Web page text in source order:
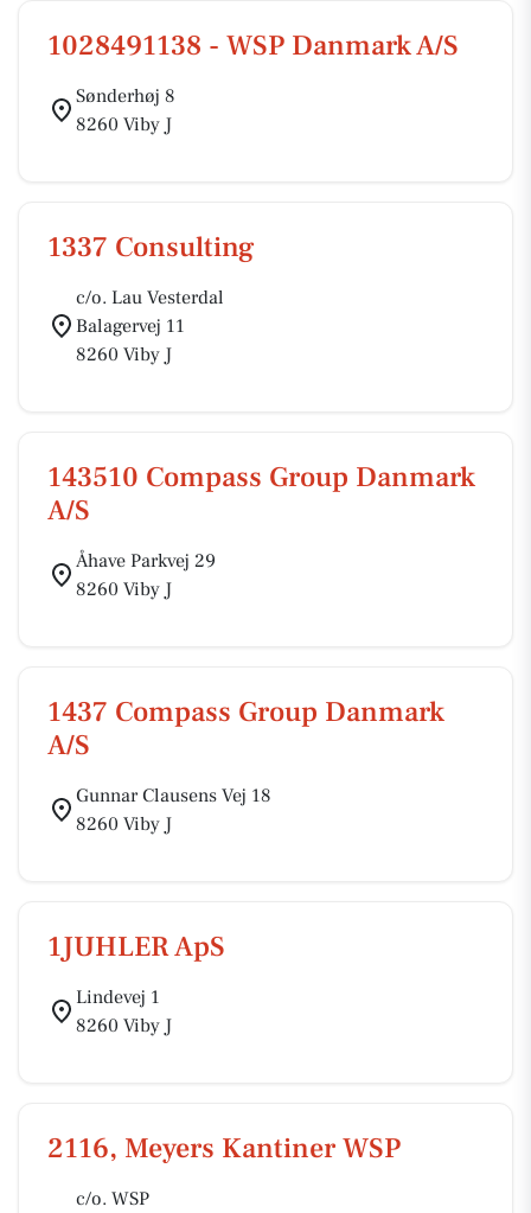
1028491138 - WSP Danmark A/S
Sønderhøj 8
8260 Viby J
1337 Consulting
c/o. Lau Vesterdal
Balagervej 11
8260 Viby J
143510 Compass Group Danmark
A/S
Åhave Parkvej 29
8260 Viby J
1437 Compass Group Danmark
A/S
Gunnar Clausens Vej 18
8260 Viby J
1JUHLER ApS
Lindevej 1
8260 Viby J
2116, Meyers Kantiner WSP
c/o. WSP